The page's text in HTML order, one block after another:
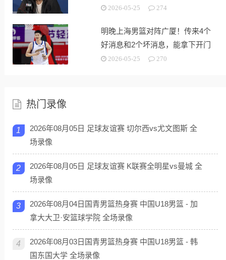
2026-05-25 274
明晚上海男篮对阵广厦！传来4个
好消息和2个坏消息，能拿下开门
红2026-05-25 270
热门录像
1
2026年08月05日 足球友谊赛 切尔西vs尤文图斯 全
场录像
2
2026年08月05日 足球友谊赛 K联赛全明星vs曼城 全
场录像
3
2026年08月04日国青男篮热身赛 中国U18男篮 - 加
拿大大卫·安篮球学院 全场录像
4
2026年08月03日国青男篮热身赛 中国U18男篮 - 韩
国东国大学 全场录像